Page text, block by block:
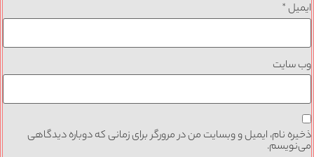
ایمیل*
وب‌ سایت
ذخیره نام، ایمیل و وبسایت من در مرورگر برای زمانی که دوباره دیدگاهی
می‌نویسم.